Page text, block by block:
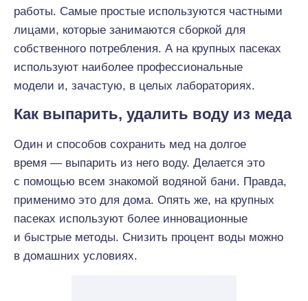
работы. Самые простые используются частными
лицами, которые занимаются сборкой для
собственного потребления. А на крупных пасеках
используют наиболее профессиональные
модели и, зачастую, в целых лабораториях.
Как выпарить, удалить воду из меда
Один и способов сохранить мед на долгое
время — выпарить из него воду. Делается это
с помощью всем знакомой водяной бани. Правда,
применимо это для дома. Опять же, на крупных
пасеках используют более инновационные
и быстрые методы. Снизить процент воды можно
в домашних условиях.